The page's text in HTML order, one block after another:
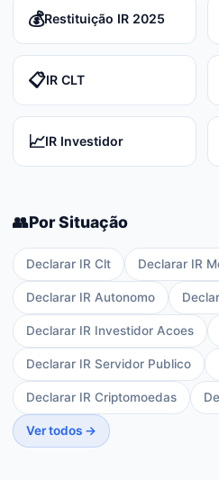
💰Restituição IR 2025
📋IR CLT
📈IR Investidor
👥Por Situação
Declarar IR Clt Declarar IR
Declarar IR Autonomo
Declarar IR Investidor Acoes
Declarar IR Servidor Publico
Declarar IR Criptomoedas
Ver todos →